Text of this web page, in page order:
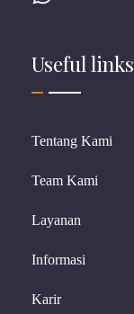
Useful links
Tentang Kami
Team Kami
Layanan
Informasi
Karir